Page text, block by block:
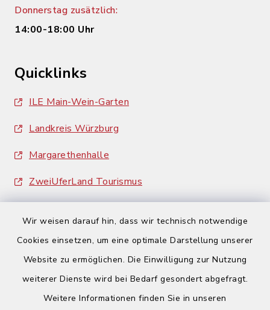
Wir weisen darauf hin, dass wir technisch notwendige
Cookies einsetzen, um eine optimale Darstellung unserer
Website zu ermöglichen. Die Einwilligung zur Nutzung
weiterer Dienste wird bei Bedarf gesondert abgefragt.
Weitere Informationen finden Sie in unseren
Donnerstag zusätzlich:
14:00-18:00 Uhr
Quicklinks
ILE Main-Wein-Garten
Landkreis Würzburg
Margarethenhalle
ZweiUferLand Tourismus
Barrierefreiheit